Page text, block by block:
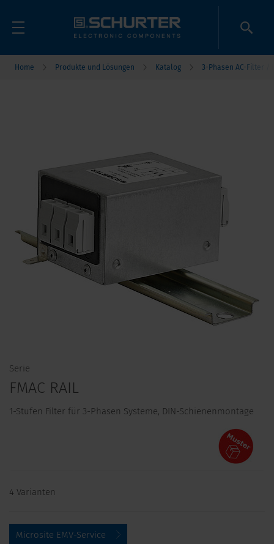
Home Produkte und Lösungen Katalog 3-Phasen AC-Filter /
Serie
FMAC RAIL
1-Stufen Filter für 3-Phasen Systeme, DIN-Schienenmontage
4 Varianten
Microsite EMV-Service